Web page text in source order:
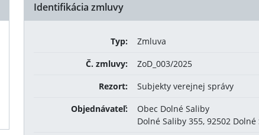
Identifikácia zmluvy
Typ:
Zmluva
Č. zmluvy:
ZoD_003/2025
Rezort:
Subjekty verejnej správy
Objednávateľ:
Obec Dolné Saliby
Dolné Saliby 355, 92502 Dolné